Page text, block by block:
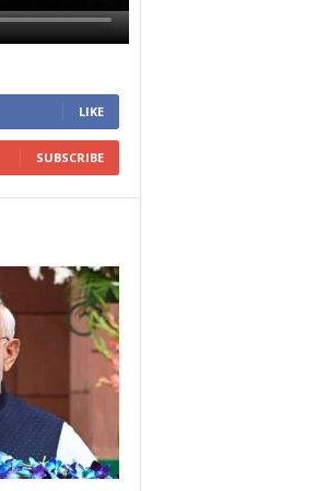
LIKE
SUBSCRIBE